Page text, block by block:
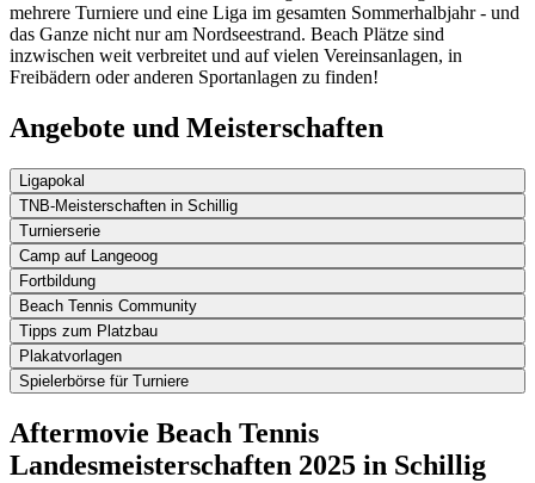
mehrere Turniere und eine Liga im gesamten Sommerhalbjahr - und
das Ganze nicht nur am Nordseestrand. Beach Plätze sind
inzwischen weit verbreitet und auf vielen Vereinsanlagen, in
Freibädern oder anderen Sportanlagen zu finden!
Angebote und Meisterschaften
Ligapokal
TNB-Meisterschaften in Schillig
Turnierserie
Camp auf Langeoog
Fortbildung
Beach Tennis Community
Tipps zum Platzbau
Plakatvorlagen
Spielerbörse für Turniere
Aftermovie Beach Tennis
Landesmeisterschaften 2025 in Schillig